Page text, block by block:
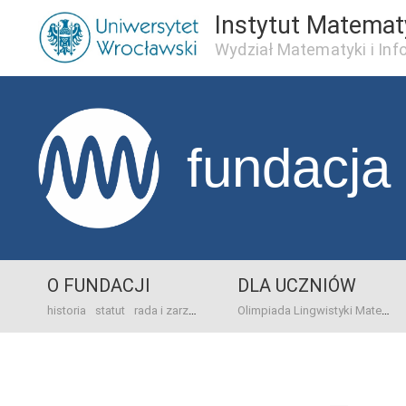
Instytut
Wydział Matematyki i
fundacja
O FUNDACJI
historia statut rada i zarząd dane bankowo-adresowe kontakt
DLA UCZNIÓW
Olimpiada Lingwistyki Matematycznej